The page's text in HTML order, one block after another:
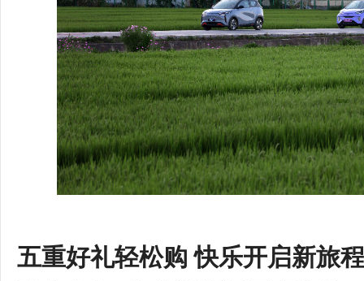
五重好礼轻松购快乐开启新旅程